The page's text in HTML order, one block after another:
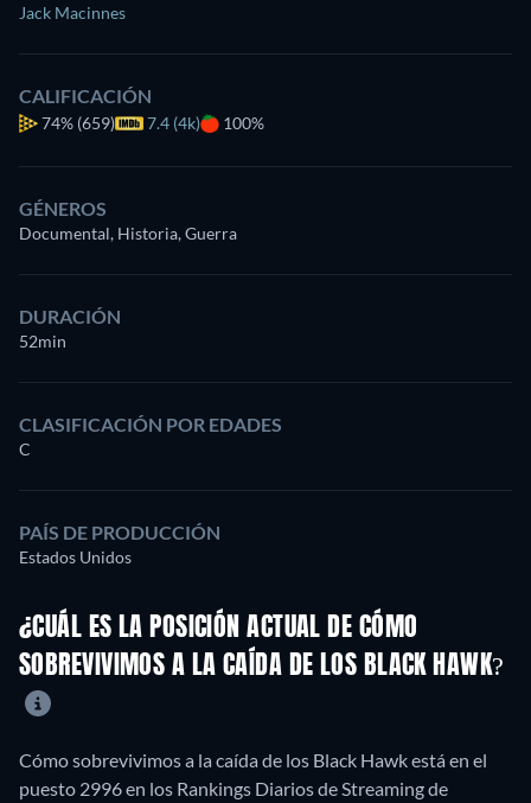
Jack Macinnes
CALIFICACIÓN
74% (659) 7.4 (4k) 100%
GÉNEROS
Documental, Historia, Guerra
DURACIÓN
52min
CLASIFICACIÓN POR EDADES
C
PAÍS DE PRODUCCIÓN
Estados Unidos
¿CUÁL ES LA POSICIÓN ACTUAL DE CÓMO
SOBREVIVIMOS A LA CAÍDA DE LOS BLACK HAWK?
Cómo sobrevivimos a la caída de los Black Hawk está en el
puesto 2996 en los Rankings Diarios de Streaming de